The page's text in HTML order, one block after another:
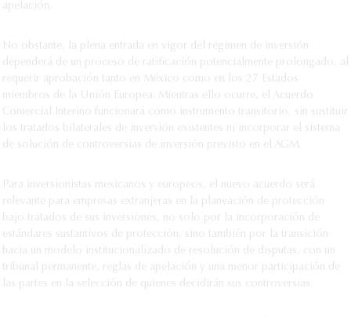
apelación.
No obstante, la plena entrada en vigor del régimen de inversión
dependerá de un proceso de ratificación potencialmente prolongado, al
requerir aprobación tanto en México como en los 27 Estados
miembros de la Unión Europea. Mientras ello ocurre, el Acuerdo
Comercial Interino funcionará como instrumento transitorio, sin sustituir
los tratados bilaterales de inversión existentes ni incorporar el sistema
de solución de controversias de inversión previsto en el AGM.
Para inversionistas mexicanos y europeos, el nuevo acuerdo será
relevante para empresas extranjeras en la planeación de protección
bajo tratados de sus inversiones, no solo por la incorporación de
estándares sustantivos de protección, sino también por la transición
hacia un modelo institucionalizado de resolución de disputas, con un
tribunal permanente, reglas de apelación y una menor participación de
las partes en la selección de quienes decidirán sus controversias.